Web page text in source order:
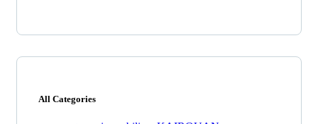
All Categories